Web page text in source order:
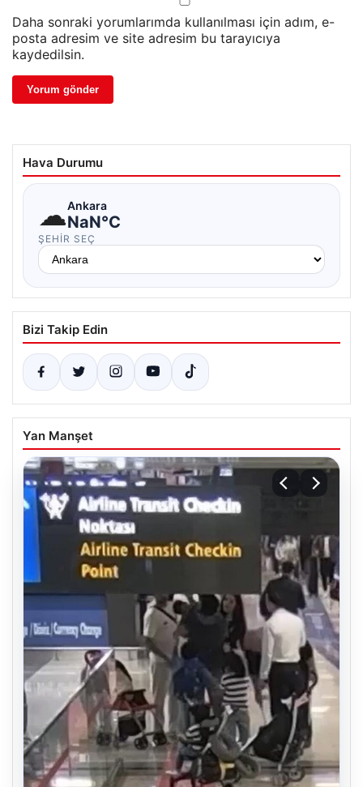
Daha sonraki yorumlarımda kullanılması için adım, e-
posta adresim ve site adresim bu tarayıcıya
kaydedilsin.
Hava Durumu
☁Ankara
NaN°C
ŞEHIR SEÇ
Bizi Takip Edin
Yan Manşet